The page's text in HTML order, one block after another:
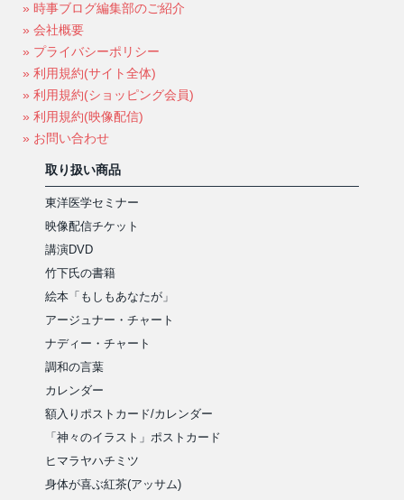
» 時事ブログ編集部のご紹介
» 会社概要
» プライバシーポリシー
» 利用規約(サイト全体)
» 利用規約(ショッピング会員)
» 利用規約(映像配信)
» お問い合わせ
取り扱い商品
東洋医学セミナー
映像配信チケット
講演DVD
竹下氏の書籍
絵本「もしもあなたが」
アージュナー・チャート
ナディー・チャート
調和の言葉
カレンダー
額入りポストカード/カレンダー
「神々のイラスト」ポストカード
ヒマラヤハチミツ
身体が喜ぶ紅茶(アッサム)